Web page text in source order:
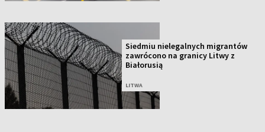
Siedmiu nielegalnych migrantów
zawrócono na granicy Litwy z
Białorusią
LITWA